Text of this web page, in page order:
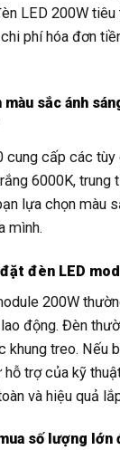
LED 200W
phí hóa đơn
sắc ánh
cung cấp các tùy
6000K, trung
lựa chọn màu
mình.
đèn LED
200W
động. Đèn
khung treo. Nếu
trợ của kỹ
và hiệu quả
số lượng lớn